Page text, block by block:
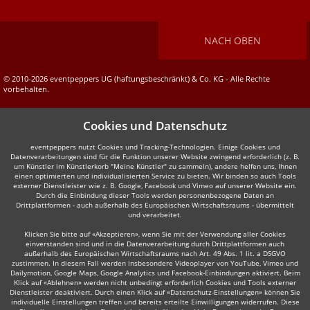
NACH OBEN
© 2010-2026 eventpeppers UG (haftungsbeschränkt) & Co. KG - Alle Rechte
vorbehalten.
Cookies und Datenschutz
eventpeppers nutzt Cookies und Tracking-Technologien. Einige Cookies und
Datenverarbeitungen sind für die Funktion unserer Website zwingend erforderlich (z. B.
um Künstler im Künstlerkorb "Meine Künstler" zu sammeln), andere helfen uns, Ihnen
einen optimierten und individualisierten Service zu bieten. Wir binden so auch Tools
externer Dienstleister wie z. B. Google, Facebook und Vimeo auf unserer Website ein.
Durch die Einbindung dieser Tools werden personenbezogene Daten an
Drittplattformen - auch außerhalb des Europäischen Wirtschaftsraums - übermittelt
und verarbeitet.
Klicken Sie bitte auf «Akzeptieren», wenn Sie mit der Verwendung aller Cookies
einverstanden sind und in die Datenverarbeitung durch Drittplattformen auch
außerhalb des Europäischen Wirtschaftsraums nach Art. 49 Abs. 1 lit. a DSGVO
zustimmen. In diesem Fall werden insbesondere Videoplayer von YouTube, Vimeo und
Dailymotion, Google Maps, Google Analytics und Facebook-Einbindungen aktiviert. Beim
Klick auf «Ablehnen» werden nicht unbedingt erforderlich Cookies und Tools externer
Dienstleister deaktiviert. Durch einen Klick auf «Datenschutz-Einstellungen» können Sie
individuelle Einstellungen treffen und bereits erteilte Einwilligungen widerrufen. Diese